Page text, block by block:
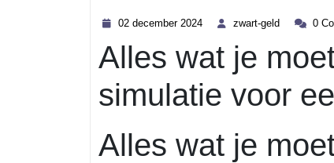
02 december 2024
2024
zwart-geld
zwart- 0
Alles wat je
simulatie voor
Alles wat je